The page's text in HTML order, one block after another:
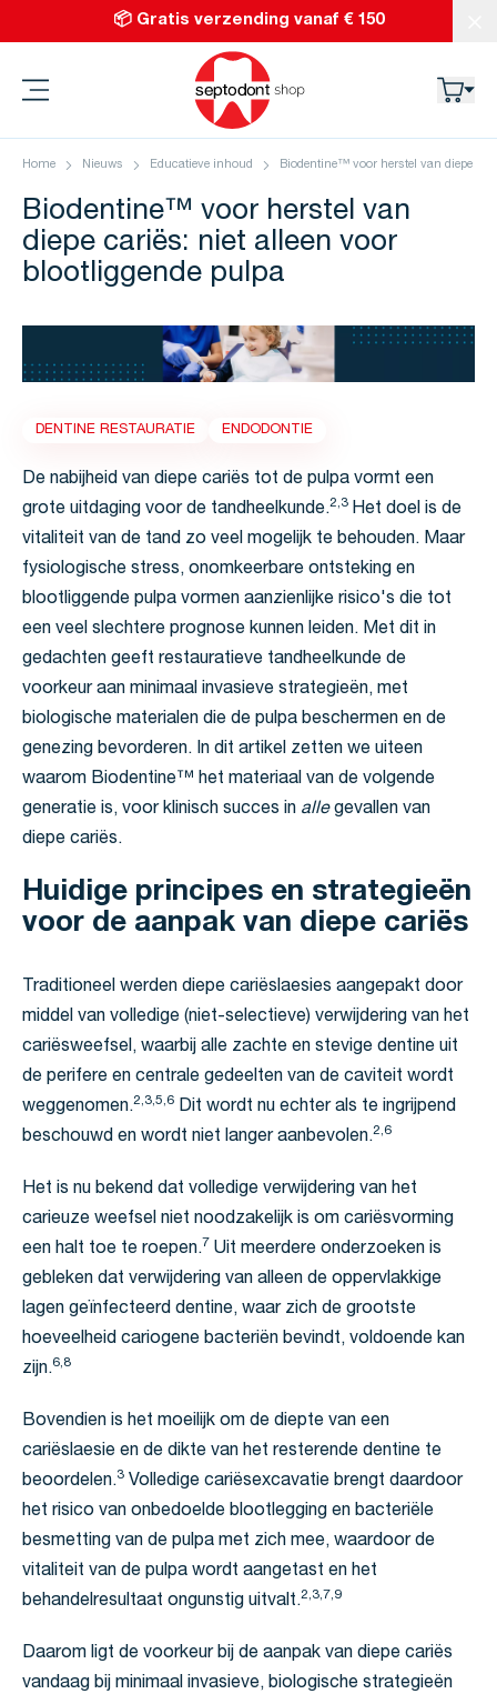
Ga naar de inhoud📦 Gratis verzending vanaf € 150
Septodont
Home Nieuws Educatieve inhoud Biodentine™ voor herstel van diepe
Biodentine™ voor herstel van
diepe cariës: niet alleen voor
blootliggende pulpa
DENTINE RESTAURATIE ENDODONTIE
De nabijheid van diepe cariës tot de pulpa vormt een
grote uitdaging voor de tandheelkunde.2,3 Het doel is de
vitaliteit van de tand zo veel mogelijk te behouden. Maar
fysiologische stress, onomkeerbare ontsteking en
blootliggende pulpa vormen aanzienlijke risico's die tot
een veel slechtere prognose kunnen leiden. Met dit in
gedachten geeft restauratieve tandheelkunde de
voorkeur aan minimaal invasieve strategieën, met
biologische materialen die de pulpa beschermen en de
genezing bevorderen. In dit artikel zetten we uiteen
waarom Biodentine™ het materiaal van de volgende
generatie is, voor klinisch succes in allegevallen van
diepe cariës.
Huidige principes en strategieën
voor de aanpak van diepe cariës
Traditioneel werden diepe cariëslaesies aangepakt door
middel van volledige (niet-selectieve) verwijdering van het
cariësweefsel, waarbij alle zachte en stevige dentine uit
de perifere en centrale gedeelten van de caviteit wordt
weggenomen.2,3,5,6 Dit wordt nu echter als te ingrijpend
beschouwd en wordt niet langer aanbevolen.2,6
Het is nu bekend dat volledige verwijdering van het
carieuze weefsel niet noodzakelijk is om cariësvorming
een halt toe te roepen.7 Uit meerdere onderzoeken is
gebleken dat verwijdering van alleen de oppervlakkige
lagen geïnfecteerd dentine, waar zich de grootste
hoeveelheid cariogene bacteriën bevindt, voldoende kan
zijn.6,8
Bovendien is het moeilijk om de diepte van een
cariëslaesie en de dikte van het resterende dentine te
beoordelen.3 Volledige cariësexcavatie brengt daardoor
het risico van onbedoelde blootlegging en bacteriële
besmetting van de pulpa met zich mee, waardoor de
vitaliteit van de pulpa wordt aangetast en het
behandelresultaat ongunstig uitvalt.2,3,7,9
Daarom ligt de voorkeur bij de aanpak van diepe cariës
vandaag bij minimaal invasieve, biologische strategieën